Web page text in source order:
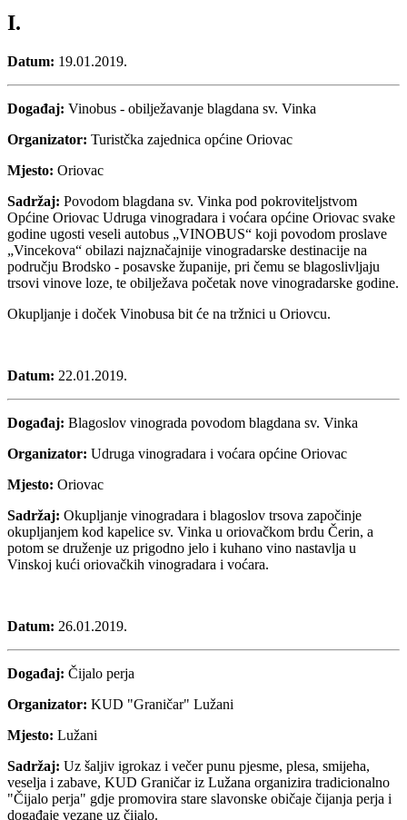
I.
Datum: 19.01.2019.
Događaj: Vinobus - obilježavanje blagdana sv. Vinka
Organizator: Turistčka zajednica općine Oriovac
Mjesto: Oriovac
Sadržaj: Povodom blagdana sv. Vinka pod pokroviteljstvom
Općine Oriovac Udruga vinogradara i voćara općine Oriovac svake
godine ugosti veseli autobus „VINOBUS“ koji povodom proslave
„Vincekova“ obilazi najznačajnije vinogradarske destinacije na
području Brodsko - posavske županije, pri čemu se blagoslivljaju
trsovi vinove loze, te obilježava početak nove vinogradarske godine.
Okupljanje i doček Vinobusa bit će na tržnici u Oriovcu.
Datum: 22.01.2019.
Događaj: Blagoslov vinograda povodom blagdana sv. Vinka
Organizator: Udruga vinogradara i voćara općine Oriovac
Mjesto: Oriovac
Sadržaj: Okupljanje vinogradara i blagoslov trsova započinje
okupljanjem kod kapelice sv. Vinka u oriovačkom brdu Čerin, a
potom se druženje uz prigodno jelo i kuhano vino nastavlja u
Vinskoj kući oriovačkih vinogradara i voćara.
Datum: 26.01.2019.
Događaj: Čijalo perja
Organizator: KUD "Graničar" Lužani
Mjesto: Lužani
Sadržaj: Uz šaljiv igrokaz i večer punu pjesme, plesa, smijeha,
veselja i zabave, KUD Graničar iz Lužana organizira tradicionalno
"Čijalo perja" gdje promovira stare slavonske običaje čijanja perja i
događaje vezane uz čijalo.